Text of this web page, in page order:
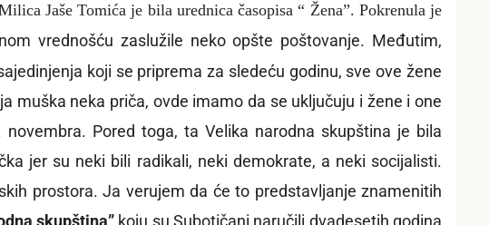
Jaše Tomića je bila urednica časopisa “ Žena”. Pokrenula je
vrednošću zaslužile neko opšte poštovanje. Međutim,
koji se priprema za sledeću godinu, sve ove žene
muška neka priča, ovde imamo da se uključuju i žene i one
Pored toga, ta Velika narodna skupština je bila
jer su neki bili radikali, neki demokrate, a neki socijalisti.
prostora. Ja verujem da će to predstavljanje znamenitih